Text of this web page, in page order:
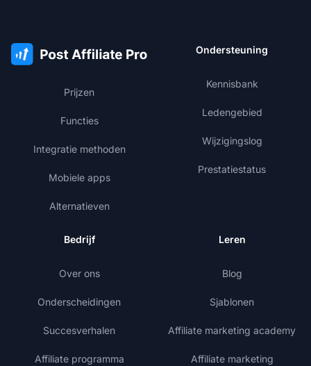
Prijzen
Functies
Integratie methoden
Mobiele apps
Alternatieven
Ondersteuning
Kennisbank
Ledengebied
Wijzigingslog
Prestatiestatus
Bedrijf
Over ons
Onderscheidingen
Succesverhalen
Affiliate programma
Leren
Blog
Sjablonen
Affiliate marketing academy
Affiliate marketing